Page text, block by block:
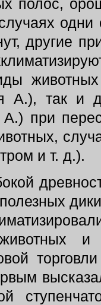
полос,
одни
другие
А.), так и
А.) при
и т. д.).
и